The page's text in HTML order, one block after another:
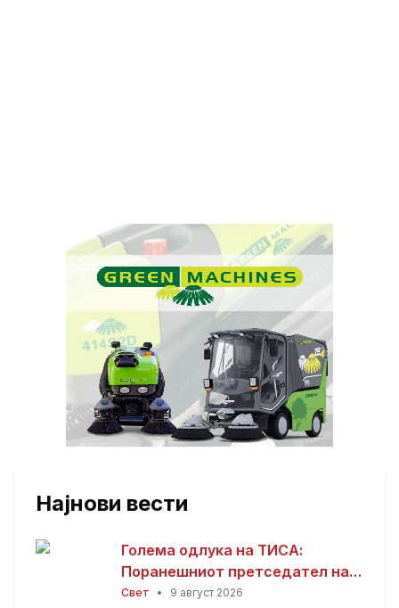
Најнови вести
Голема одлука на ТИСА:
Поранешниот претседател на
Врховниот суд Андраш Бака
Свет • 9 август 2026